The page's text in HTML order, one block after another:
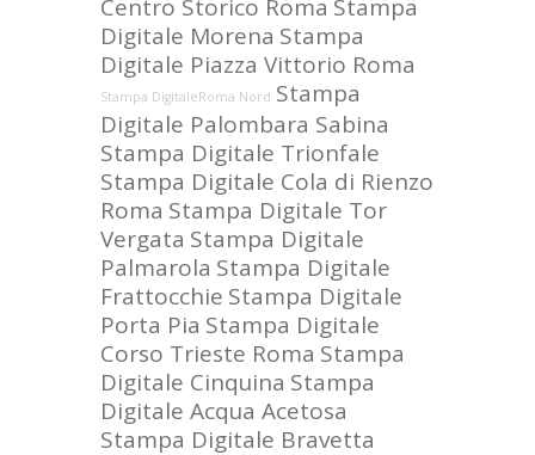
Centro Storico Roma Stampa
Digitale Morena Stampa
Digitale Piazza Vittorio Roma
Stampa DigitaleRoma Nord Stampa
Digitale Palombara Sabina
Stampa Digitale Trionfale
Stampa Digitale Cola di Rienzo
Roma Stampa Digitale Tor
Vergata Stampa Digitale
Palmarola Stampa Digitale
Frattocchie Stampa Digitale
Porta Pia Stampa Digitale
Corso Trieste Roma Stampa
Digitale Cinquina Stampa
Digitale Acqua Acetosa
Stampa Digitale Bravetta